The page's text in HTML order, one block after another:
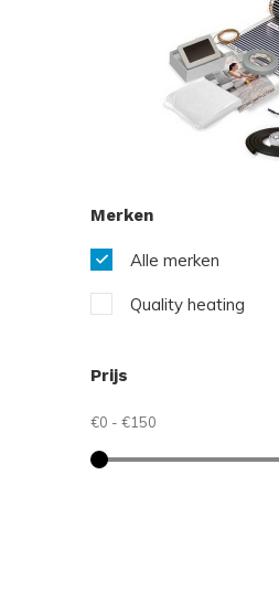
Merken
Alle merken
Quality heating
Prijs
€0 - €150